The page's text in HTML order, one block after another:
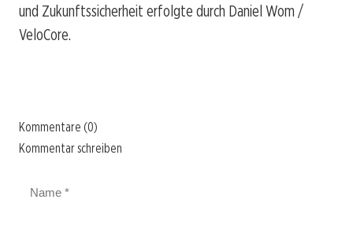
und Zukunftssicherheit erfolgte durch Daniel Wom /
VeloCore.
Kommentare (0)
Kommentar schreiben